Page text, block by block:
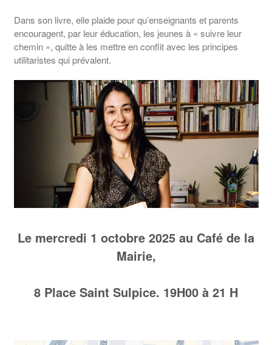
Dans son livre, elle plaide pour qu’enseignants et parents
encouragent, par leur éducation, les jeunes à « suivre leur
chemin », quitte à les mettre en conflit avec les principes
utilitaristes qui prévalent.
Le mercredi 1 octobre 2025 au Café de la
Mairie,
8 Place Saint Sulpice. 19H00 à 21 H